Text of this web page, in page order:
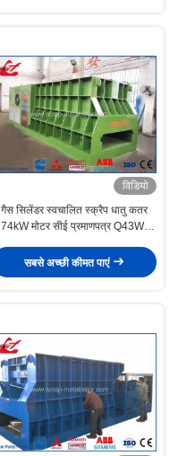
विडियो
गैस सिलेंडर स्वचालित स्क्रैप धातु कतर
74kW मोटर सीई प्रमाणपत्र Q43W-
सबसे अच्छी कीमत पाएं